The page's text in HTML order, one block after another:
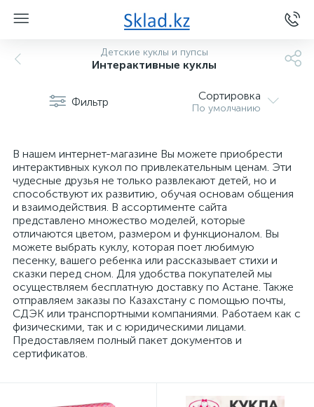
Детские куклы и пупсы
Интерактивные куклы
Фильтр Сортировка
По умолчанию
В нашем интернет-магазине Вы можете приобрести
интерактивных кукол по привлекательным ценам. Эти
чудесные друзья не только развлекают детей, но и
способствуют их развитию, обучая основам общения
и взаимодействия. В ассортименте сайта
представлено множество моделей, которые
отличаются цветом, размером и функционалом. Вы
можете выбрать куклу, которая поет любимую
песенку, вашего ребенка или рассказывает стихи и
сказки перед сном. Для удобства покупателей мы
осуществляем бесплатную доставку по Астане. Также
отправляем заказы по Казахстану с помощью почты,
СДЭК или транспортными компаниями. Работаем как с
физическими, так и с юридическими лицами.
Предоставляем полный пакет документов и
сертификатов.